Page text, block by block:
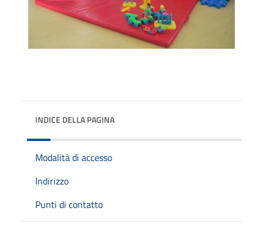
INDICE DELLA PAGINA
Modalità di accesso
Indirizzo
Punti di contatto